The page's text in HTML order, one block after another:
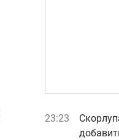
23:23